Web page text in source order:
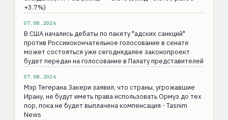
+3.7%)
07.08.2026
В США начались дебаты по пакету "адских санкций"
против Россииокончательное голосование в сенате
может состояться уже сегоднядалее законопроект
будет передан на голосование в Палату представителей
07.08.2026
Мэр Тегерана Закери заявил, что страны, угрожавшие
Ирану, не будут иметь права использовать Ормуз до тех
пор, пока не будет выплачена компенсация - Tasnim
News